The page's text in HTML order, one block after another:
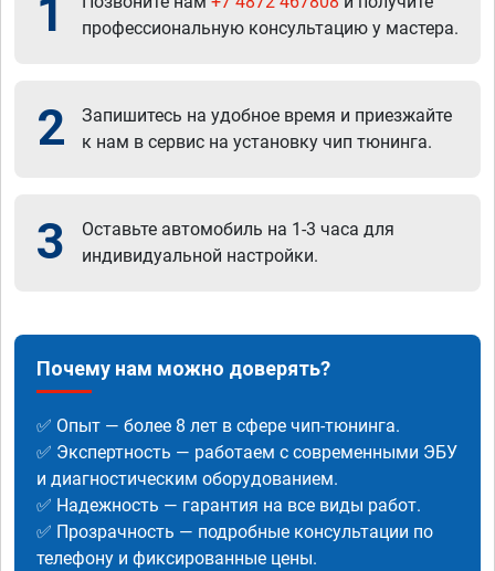
1
профессиональную консультацию у мастера.
2
Запишитесь на удобное время и приезжайте
к нам в сервис на установку чип тюнинга.
3
Оставьте автомобиль на 1-3 часа для
индивидуальной настройки.
Почему нам можно доверять?
✅ Опыт — более 8 лет в сфере чип-тюнинга.
✅ Экспертность — работаем с современными ЭБУ
и диагностическим оборудованием.
✅ Надежность — гарантия на все виды работ.
✅ Прозрачность — подробные консультации по
телефону и фиксированные цены.